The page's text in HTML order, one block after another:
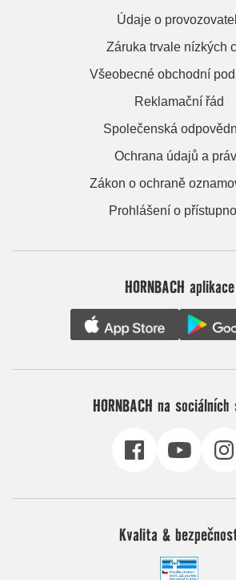
Údaje o
Záruka trvale nízkých
Všeobecné obchodní
Reklamační řád
Společenská
Ochrana údajů a
Zákon o ochraně
Prohlášení o
HORNBACH aplikace
HORNBACH na
Kvalita &